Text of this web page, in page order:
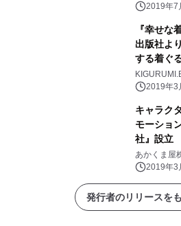
2019年7
『幸せな
出版社よ
する着ぐ
客を引き
に。2019年3
キャラク
モーショ
社』設立
あかくま屋
2019年3
発行者のリリースを